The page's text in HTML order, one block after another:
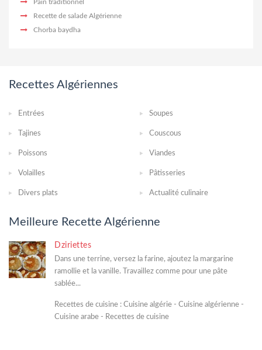
Pain traditionnel
Recette de salade Algérienne
Chorba baydha
Recettes Algériennes
Entrées Soupes
Tajines Couscous
Poissons Viandes
Volailles Pâtisseries
Divers plats Actualité culinaire
Meilleure Recette Algérienne
Dziriettes
Dans une terrine, versez la farine, ajoutez la margarine
ramollie et la vanille. Travaillez comme pour une pâte
sablée...
Recettes de cuisine : Cuisine algérie - Cuisine algérienne -
Cuisine arabe - Recettes de cuisine